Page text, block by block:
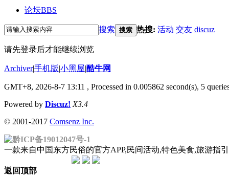
论坛BBS
搜索 搜索 热搜: 活动 交友 discuz
请先登录后才能继续浏览
Archiver|手机版|小黑屋|酷牛网
GMT+8, 2026-8-7 13:11 , Processed in 0.005862 second(s), 5
Powered by Discuz! X3.4
© 2001-2017 Comsenz Inc.
黔ICP备19012047号-1
一款来自中国东方民俗的官方APP,民间活动,特色美食,旅游
返回顶部